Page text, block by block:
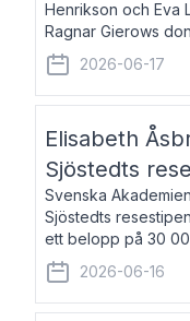
Henrikson och Eva
Ragnar Gierows
Stipendiebeloppet
Cullhed, född 1985,
2026-06-17
Elisabeth
Sjöstedts
Svenska
Sjöstedts
ett belopp på 30
fri vistelse i
Åsbrink, född 1965
2026-06-16